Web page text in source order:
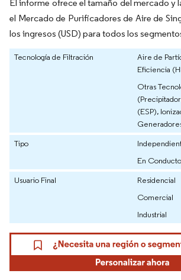
El informe ofrece el tamaño del mercado y
el Mercado de Purificadores de Aire de
los ingresos (USD) para todos los
Tecnología de Filtración
Aire de
Eficiencia
Otras
(ESP),
Tipo
En Conducto
Usuario Final
Residencial
Comercial
Industrial